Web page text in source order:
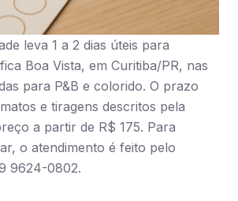
leva 1 a 2 dias úteis para
Boa Vista, em Curitiba/PR, nas
para P&B e colorido. O prazo
e tiragens descritos pela
a partir de R$ 175. Para
o atendimento é feito pelo
9624-0802.